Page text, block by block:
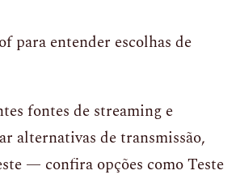
para entender escolhas de
fontes de streaming e
alternativas de transmissão,
— confira opções como Teste